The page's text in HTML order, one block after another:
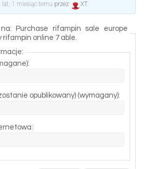
lat, 1 miesiąc temu przez XT.
Purchase rifampin sale europe
rifampin online 7 able.
opublikowany) (wymagany):